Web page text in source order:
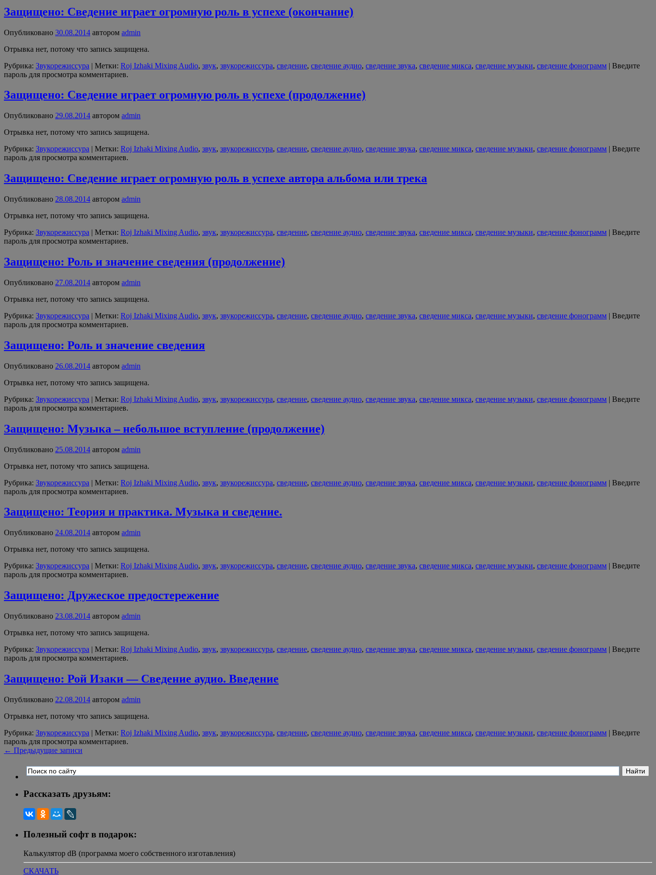
Защищено: Сведение играет огромную роль в успехе (окончание)
Опубликовано 30.08.2014 автором admin
Отрывка нет, потому что запись защищена.
Рубрика: Звукорежиссура | Метки: Roj Izhaki Mixing Audio, звук, звукорежиссура, сведение, сведение аудио, сведение звука, сведение микса, сведение музыки, сведение фонограмм | Введите
пароль для просмотра комментариев.
Защищено: Сведение играет огромную роль в успехе (продолжение)
Опубликовано 29.08.2014 автором admin
Отрывка нет, потому что запись защищена.
Рубрика: Звукорежиссура | Метки: Roj Izhaki Mixing Audio, звук, звукорежиссура, сведение, сведение аудио, сведение звука, сведение микса, сведение музыки, сведение фонограмм | Введите
пароль для просмотра комментариев.
Защищено: Сведение играет огромную роль в успехе автора альбома или трека
Опубликовано 28.08.2014 автором admin
Отрывка нет, потому что запись защищена.
Рубрика: Звукорежиссура | Метки: Roj Izhaki Mixing Audio, звук, звукорежиссура, сведение, сведение аудио, сведение звука, сведение микса, сведение музыки, сведение фонограмм | Введите
пароль для просмотра комментариев.
Защищено: Роль и значение сведения (продолжение)
Опубликовано 27.08.2014 автором admin
Отрывка нет, потому что запись защищена.
Рубрика: Звукорежиссура | Метки: Roj Izhaki Mixing Audio, звук, звукорежиссура, сведение, сведение аудио, сведение звука, сведение микса, сведение музыки, сведение фонограмм | Введите
пароль для просмотра комментариев.
Защищено: Роль и значение сведения
Опубликовано 26.08.2014 автором admin
Отрывка нет, потому что запись защищена.
Рубрика: Звукорежиссура | Метки: Roj Izhaki Mixing Audio, звук, звукорежиссура, сведение, сведение аудио, сведение звука, сведение микса, сведение музыки, сведение фонограмм | Введите
пароль для просмотра комментариев.
Защищено: Музыка – небольшое вступление (продолжение)
Опубликовано 25.08.2014 автором admin
Отрывка нет, потому что запись защищена.
Рубрика: Звукорежиссура | Метки: Roj Izhaki Mixing Audio, звук, звукорежиссура, сведение, сведение аудио, сведение звука, сведение микса, сведение музыки, сведение фонограмм | Введите
пароль для просмотра комментариев.
Защищено: Теория и практика. Музыка и сведение.
Опубликовано 24.08.2014 автором admin
Отрывка нет, потому что запись защищена.
Рубрика: Звукорежиссура | Метки: Roj Izhaki Mixing Audio, звук, звукорежиссура, сведение, сведение аудио, сведение звука, сведение микса, сведение музыки, сведение фонограмм | Введите
пароль для просмотра комментариев.
Защищено: Дружеское предостережение
Опубликовано 23.08.2014 автором admin
Отрывка нет, потому что запись защищена.
Рубрика: Звукорежиссура | Метки: Roj Izhaki Mixing Audio, звук, звукорежиссура, сведение, сведение аудио, сведение звука, сведение микса, сведение музыки, сведение фонограмм | Введите
пароль для просмотра комментариев.
Защищено: Рой Изаки — Сведение аудио. Введение
Опубликовано 22.08.2014 автором admin
Отрывка нет, потому что запись защищена.
Рубрика: Звукорежиссура | Метки: Roj Izhaki Mixing Audio, звук, звукорежиссура, сведение, сведение аудио, сведение звука, сведение микса, сведение музыки, сведение фонограмм | Введите
пароль для просмотра комментариев.
← Предыдущие записи
Рассказать друзьям:
Полезный софт в подарок:
Калькулятор dB (программа моего собственного изготавления)
СКАЧАТЬ